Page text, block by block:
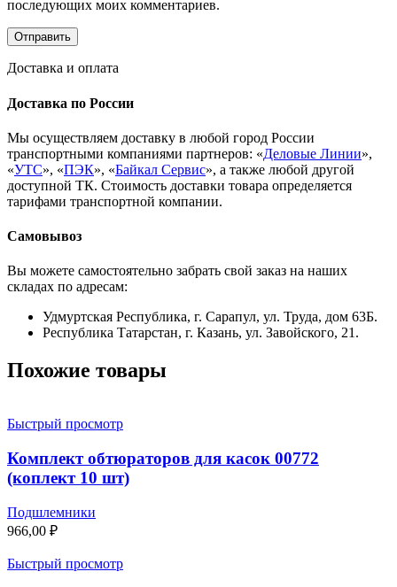
последующих моих комментариев.
Доставка и оплата
Доставка по России
Мы осуществляем доставку в любой город России
транспортными компаниями партнеров: «Деловые Линии»,
«УТС», «ПЭК», «Байкал Сервис», а также любой другой
доступной ТК. Стоимость доставки товара определяется
тарифами транспортной компании.
Самовывоз
Вы можете самостоятельно забрать свой заказ на наших
складах по адресам:
Удмуртская Республика, г. Сарапул, ул. Труда, дом 63Б.
Республика Татарстан, г. Казань, ул. Завойского, 21.
Похожие товары
Быстрый просмотр
Комплект обтюраторов для касок 00772
(коплект 10 шт)
Подшлемники
966,00 ₽
Быстрый просмотр